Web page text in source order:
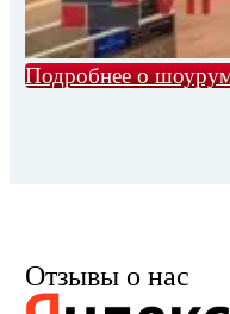
Подробнее о
Отзывы о нас